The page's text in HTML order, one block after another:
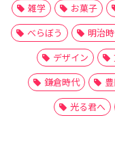
雑学
お菓子
べらぼう
明治
デザイン
鎌倉時代
光る君へ